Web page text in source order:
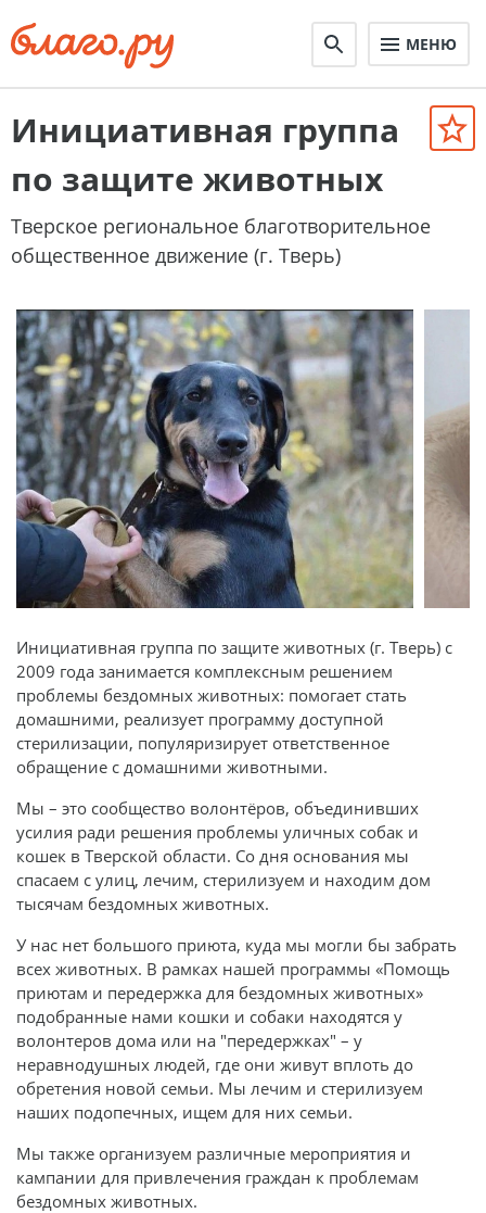
МЕНЮ
Инициативная группа
по защите животных
Тверское региональное благотворительное
общественное движение (г. Тверь)
Инициативная группа по защите животных (г. Тверь) с
2009 года занимается комплексным решением
проблемы бездомных животных: помогает стать
домашними, реализует программу доступной
стерилизации, популяризирует ответственное
обращение с домашними животными.
Мы – это сообщество волонтёров, объединивших
усилия ради решения проблемы уличных собак и
кошек в Тверской области. Со дня основания мы
спасаем с улиц, лечим, стерилизуем и находим дом
тысячам бездомных животных.
У нас нет большого приюта, куда мы могли бы забрать
всех животных. В рамках нашей программы «Помощь
приютам и передержка для бездомных животных»
подобранные нами кошки и собаки находятся у
волонтеров дома или на "передержках" – у
неравнодушных людей, где они живут вплоть до
обретения новой семьи. Мы лечим и стерилизуем
наших подопечных, ищем для них семьи.
Мы также организуем различные мероприятия и
кампании для привлечения граждан к проблемам
бездомных животных.